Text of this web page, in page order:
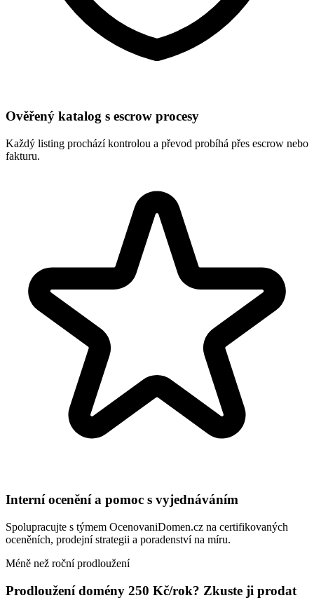
Ověřený katalog s escrow procesy
Každý listing prochází kontrolou a převod probíhá přes escrow nebo
fakturu.
Interní ocenění a pomoc s vyjednáváním
Spolupracujte s týmem OcenovaniDomen.cz na certifikovaných
oceněních, prodejní strategii a poradenství na míru.
Méně než roční prodloužení
Prodloužení domény 250 Kč/rok? Zkuste ji prodat